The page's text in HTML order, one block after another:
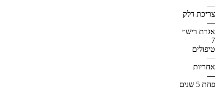
—
צריכת דלק
—
אגרת רישוי
7
טיפולים
—
אחריות
—
פחת 5 שנים